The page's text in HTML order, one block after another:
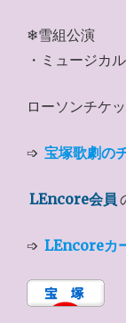
❄雪組公演
・ミュージカ
ローソンチケ
➩ 宝塚歌劇の
LEncore会員
➩ LEncoreカ